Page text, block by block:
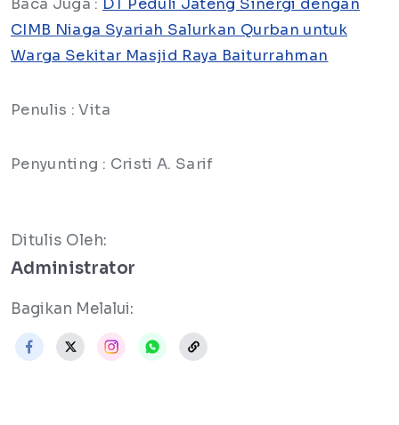
Baca Juga : DT Peduli Jateng Sinergi dengan
CIMB Niaga Syariah Salurkan Qurban untuk
Warga Sekitar Masjid Raya Baiturrahman
Penulis : Vita
Penyunting : Cristi A. Sarif
Ditulis Oleh:
Administrator
Bagikan Melalui: